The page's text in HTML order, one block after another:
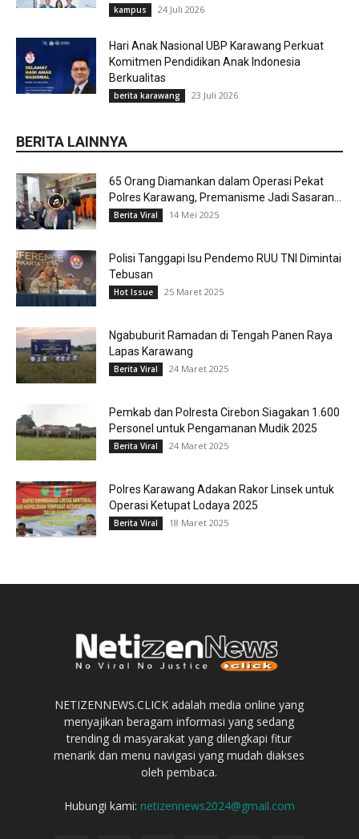
kampus 24 Juli 2026
Hari Anak Nasional UBP Karawang Perkuat
Komitmen Pendidikan Anak Indonesia
Berkualitas
berita karawang 23 Juli 2026
BERITA LAINNYA
65 Orang Diamankan dalam Operasi Pekat
Polres Karawang, Premanisme Jadi Sasaran...
Berita Viral 14 Mei 2025
Polisi Tanggapi Isu Pendemo RUU TNI Dimintai
Tebusan
Hot Issue 25 Maret 2025
Ngabuburit Ramadan di Tengah Panen Raya
Lapas Karawang
Berita Viral 24 Maret 2025
Pemkab dan Polresta Cirebon Siagakan 1.600
Personel untuk Pengamanan Mudik 2025
Berita Viral 24 Maret 2025
Polres Karawang Adakan Rakor Linsek untuk
Operasi Ketupat Lodaya 2025
Berita Viral 18 Maret 2025
NETIZENNEWS.CLICK adalah media online yang
menyajikan beragam informasi yang sedang
trending di masyarakat yang dilengkapi fitur
menarik dan menu navigasi yang mudah diakses
oleh pembaca.
Hubungi kami: netizennews2024@gmail.com